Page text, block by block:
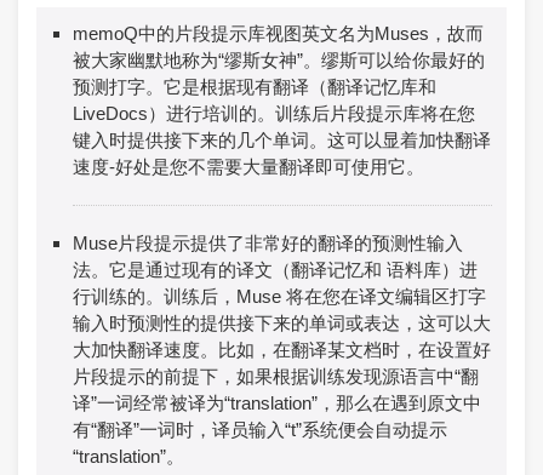
memoQ中的片段提示库视图英文名为Muses，故而
被大家幽默地称为“缪斯女神”。缪斯可以给你最好的
预测打字。它是根据现有翻译（翻译记忆库和
LiveDocs）进行培训的。训练后片段提示库将在您
键入时提供接下来的几个单词。这可以显着加快翻译
速度-好处是您不需要大量翻译即可使用它。
Muse片段提示提供了非常好的翻译的预测性输入
法。它是通过现有的译文（翻译记忆和 语料库）进
行训练的。训练后，Muse 将在您在译文编辑区打字
输入时预测性的提供接下来的单词或表达，这可以大
大加快翻译速度。比如，在翻译某文档时，在设置好
片段提示的前提下，如果根据训练发现源语言中“翻
译”一词经常被译为“translation”，那么在遇到原文中
有“翻译”一词时，译员输入“t”系统便会自动提示
“translation”。